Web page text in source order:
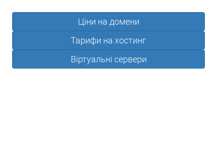
Ціни на домени
Тарифи на хостинг
Віртуальні сервери